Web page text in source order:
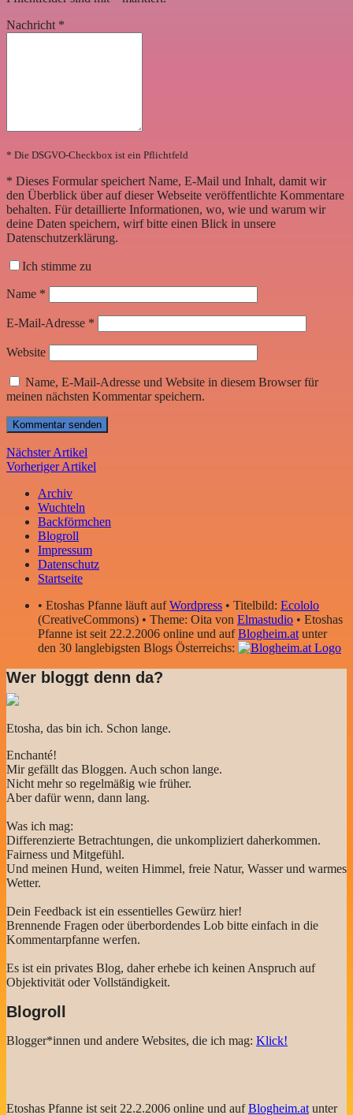
Nachricht *
* Die DSGVO-Checkbox ist ein Pflichtfeld
* Dieses Formular speichert Name, E-Mail und Inhalt, damit wir
den Überblick über auf dieser Webseite veröffentlichte Kommentare
behalten. Für detaillierte Informationen, wo, wie und warum wir
deine Daten speichern, wirf bitte einen Blick in unsere
Datenschutzerklärung.
Ich stimme zu
Name *
E-Mail-Adresse *
Website
Name, E-Mail-Adresse und Website in diesem Browser für
meinen nächsten Kommentar speichern.
Nächster Artikel
Vorheriger Artikel
Archiv
Wuchteln
Backförmchen
Blogroll
Impressum
Datenschutz
Startseite
• Etoshas Pfanne läuft aufWordpress • Titelbild: Ecololo
(CreativeCommons) • Theme: Oita von Elmastudio • Etoshas
Pfanne ist seit 22.2.2006 online und aufBlogheim.atunter
den 30 langlebigsten Blogs Österreichs:
Wer bloggt denn da?
Etosha, das bin ich. Schon lange.
Enchanté!
Mir gefällt das Bloggen. Auch schon lange.
Nicht mehr so regelmäßig wie früher.
Aber dafür wenn, dann lang.
Was ich mag:
Differenzierte Betrachtungen, die unkompliziert daherkommen.
Fairness und Mitgefühl.
Und meinen Hund, weiten Himmel, freie Natur, Wasser und warmes
Wetter.
Dein Feedback ist ein essentielles Gewürz hier!
Brennende Fragen oder überbordendes Lob bitte einfach in die
Kommentarpfanne werfen.
Es ist ein privates Blog, daher erhebe ich keinen Anspruch auf
Objektivität oder Vollständigkeit.
Blogroll
Blogger*innen und andere Websites, die ich mag: Klick!
Etoshas Pfanne ist seit 22.2.2006 online und aufBlogheim.at unter